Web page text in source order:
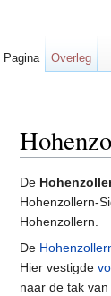
De
Hohenzollern-
Hohenzollern.
De
Hier vestigde
naar de tak
Pagina Overleg